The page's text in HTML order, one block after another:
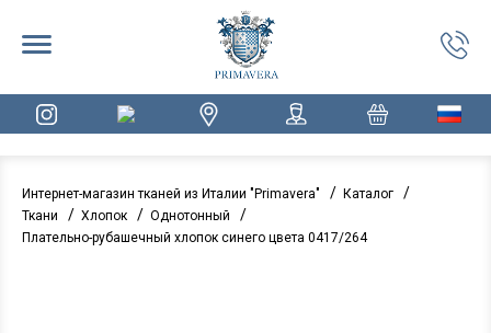
Интернет-магазин тканей из Италии "Primavera" / Каталог /
Ткани / Хлопок / Однотонный /
Плательно-рубашечный хлопок синего цвета 0417/264